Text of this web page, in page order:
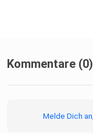
Kommentare (0)
Melde Dich